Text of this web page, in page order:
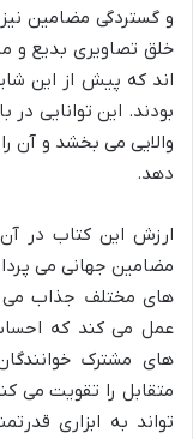
و گستردگی مضامین
خلق تصاویری بدیع و
اند که پیش از این
بودند. این توانایی در
والایی می بخشد و آن
دهد.
ارزش این کتاب در
مضامین جهانی می
های مختلف جذاب می
عمل می کند که
های مشترک
متقابل را تقویت می
تواند به ابزاری